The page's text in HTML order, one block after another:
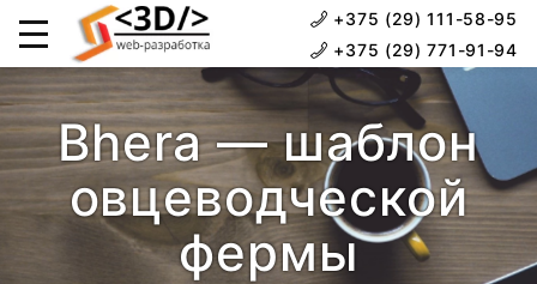
+375 (29) 111-58-95
+375 (29) 771-91-94
Bhera — шаблон
овцеводческой
фермы